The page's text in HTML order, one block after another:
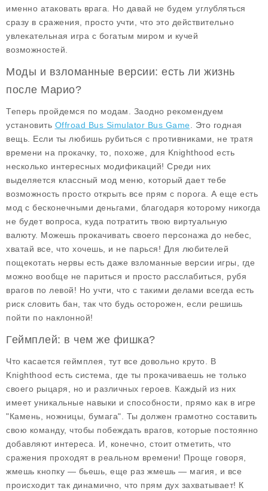
именно атаковать врага. Но давай не будем углубляться
сразу в сражения, просто учти, что это действительно
увлекательная игра с богатым миром и кучей
возможностей.
Моды и взломанные версии: есть ли жизнь
после Марио?
Теперь пройдемся по модам. Заодно рекомендуем
установить Offroad Bus Simulator Bus Game . Это годная
вещь. Если ты любишь рубиться с противниками, не тратя
времени на прокачку, то, похоже, для Knighthood есть
несколько интересных модификаций! Среди них
выделяется классный мод меню , который дает тебе
возможность просто открыть все прям с порога. А еще есть
мод с бесконечными деньгами , благодаря которому никогда
не будет вопроса, куда потратить твою виртуальную
валюту. Можешь прокачивать своего персонажа до небес,
хватай все, что хочешь, и не парься! Для любителей
пощекотать нервы есть даже взломанные версии игры, где
можно вообще не париться и просто расслабиться, рубя
врагов по левой! Но учти, что с такими делами всегда есть
риск словить бан, так что будь осторожен, если решишь
пойти по наклонной!
Геймплей: в чем же фишка?
Что касается геймплея, тут все довольно круто. В
Knighthood есть система, где ты прокачиваешь не только
своего рыцаря, но и различных героев. Каждый из них
имеет уникальные навыки и способности, прямо как в игре
"Камень, ножницы, бумага". Ты должен грамотно составить
свою команду, чтобы побеждать врагов, которые постоянно
добавляют интереса. И, конечно, стоит отметить, что
сражения проходят в реальном времени! Проще говоря,
жмешь кнопку — бьешь, еще раз жмешь — магия, и все
происходит так динамично, что прям дух захватывает! К